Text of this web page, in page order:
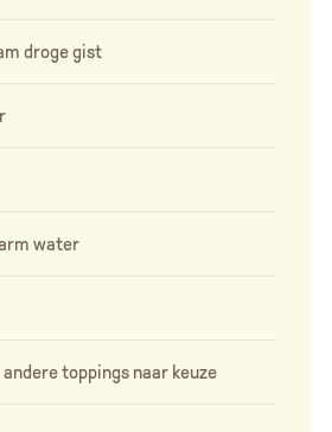
droge gist
water
toppings naar keuze